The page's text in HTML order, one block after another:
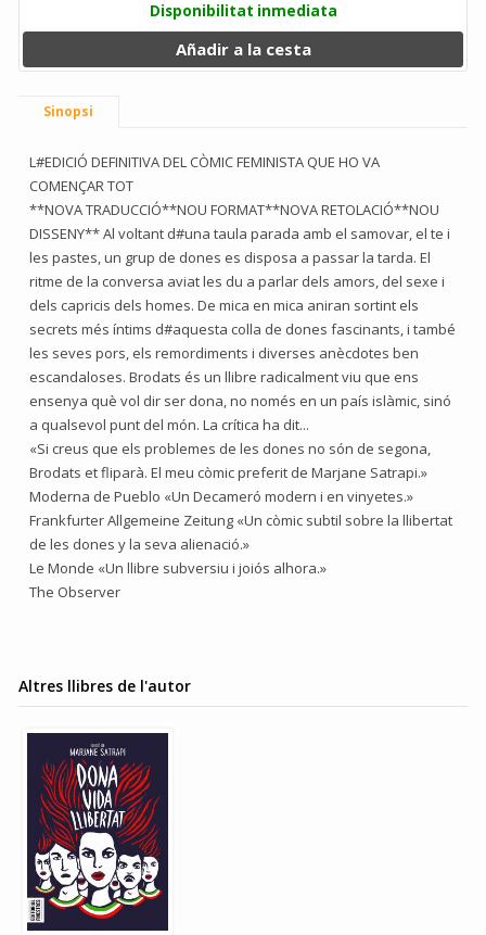
Disponibilitat inmediata
Añadir a la cesta
Sinopsi
L#EDICIÓ DEFINITIVA DEL CÒMIC FEMINISTA QUE HO VA
COMENÇAR TOT
**NOVA TRADUCCIÓ**NOU FORMAT**NOVA RETOLACIÓ**NOU
DISSENY** Al voltant d#una taula parada amb el samovar, el te i
les pastes, un grup de dones es disposa a passar la tarda. El
ritme de la conversa aviat les du a parlar dels amors, del sexe i
dels capricis dels homes. De mica en mica aniran sortint els
secrets més íntims d#aquesta colla de dones fascinants, i també
les seves pors, els remordiments i diverses anècdotes ben
escandaloses. Brodats és un llibre radicalment viu que ens
ensenya què vol dir ser dona, no només en un país islàmic, sinó
a qualsevol punt del món. La crítica ha dit...
«Si creus que els problemes de les dones no són de segona,
Brodats et fliparà. El meu còmic preferit de Marjane Satrapi.»
Moderna de Pueblo «Un Decameró modern i en vinyetes.»
Frankfurter Allgemeine Zeitung «Un còmic subtil sobre la llibertat
de les dones y la seva alienació.»
Le Monde «Un llibre subversiu i joiós alhora.»
The Observer
Altres llibres de l'autor